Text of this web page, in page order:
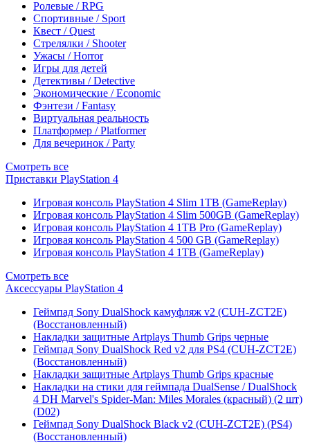
Ролевые / RPG
Спортивные / Sport
Квест / Quest
Стрелялки / Shooter
Ужасы / Horror
Игры для детей
Детективы / Detective
Экономические / Economic
Фэнтези / Fantasy
Виртуальная реальность
Платформер / Platformer
Для вечеринок / Party
Смотреть все
Приставки PlayStation 4
Игровая консоль PlayStation 4 Slim 1TB (GameReplay)
Игровая консоль PlayStation 4 Slim 500GB (GameReplay)
Игровая консоль PlayStation 4 1TB Pro (GameReplay)
Игровая консоль PlayStation 4 500 GB (GameReplay)
Игровая консоль PlayStation 4 1TB (GameReplay)
Смотреть все
Аксессуары PlayStation 4
Геймпад Sony DualShock камуфляж v2 (CUH-ZCT2E)
(Восстановленный)
Накладки защитные Artplays Thumb Grips черные
Геймпад Sony DualShock Red v2 для PS4 (CUH-ZCT2E)
(Восстановленный)
Накладки защитные Artplays Thumb Grips красные
Накладки на стики для геймпада DualSense / DualShock
4 DH Marvel's Spider-Man: Miles Morales (красный) (2 шт)
(D02)
Геймпад Sony DualShock Black v2 (CUH-ZCT2E) (PS4)
(Восстановленный)